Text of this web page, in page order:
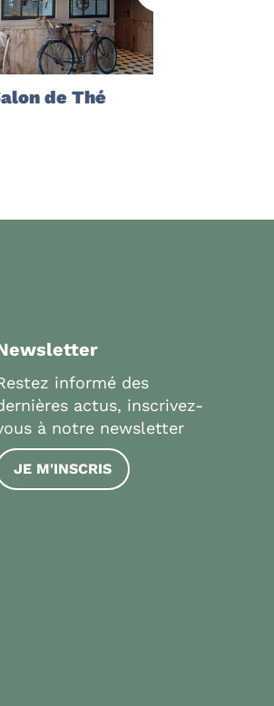
de Thé
informé des
actus, inscrivez-
à notre newsletter
JE M'INSCRIS